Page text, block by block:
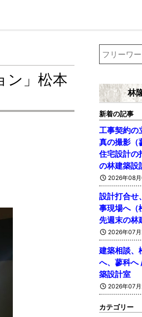
ン」松本
林
新着の記事
工事契約の
真の撮影（
住宅設計の
の林建築設
2026年08
設計打合せ
事現場へ（
先週末の林
2026年07月
建築相談、
へ、蓼科へ
築設計室
2026年07月
カテゴリー